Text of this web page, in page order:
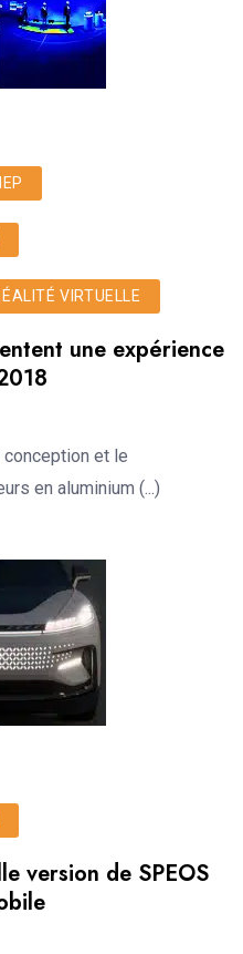
VIRTUELLE
une expérience
conception et le
en aluminium (...)
version de SPEOS